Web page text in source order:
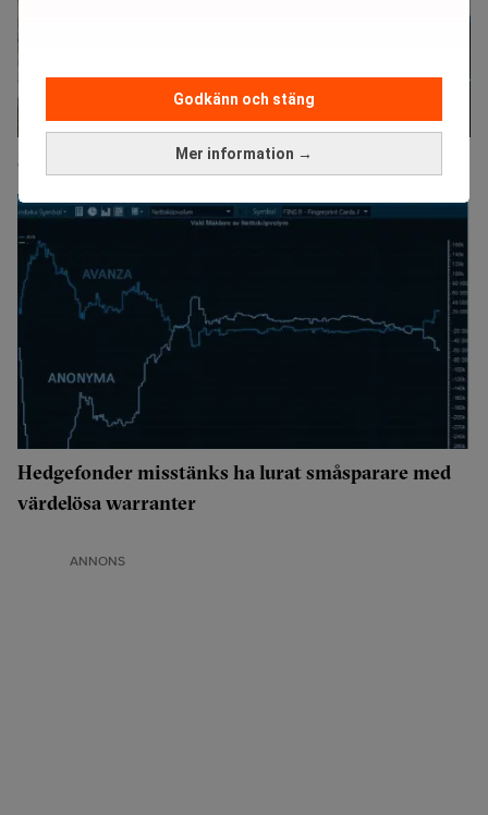
Mer information →
Godkänn och stäng
Så döljer hedgefonderna sina affärer i Fingerprint
Hedgefonder misstänks ha lurat småsparare med
värdelösa warranter
ANNONS